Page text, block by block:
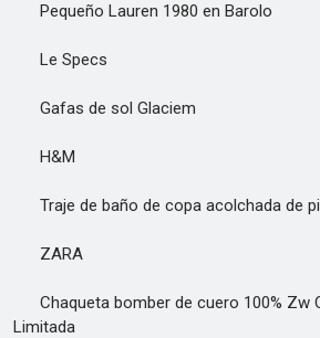
Pequeño Lauren 1980 en Barolo
Le Specs
Gafas de sol Glaciem
H&M
Traje de baño de copa acolchada de
ZARA
Chaqueta bomber de cuero 100% Zw
Limitada